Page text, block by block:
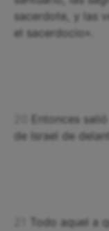
sacerdote, y las
el sacerdocio».
Entonces
de Israel de
Todo aquel a